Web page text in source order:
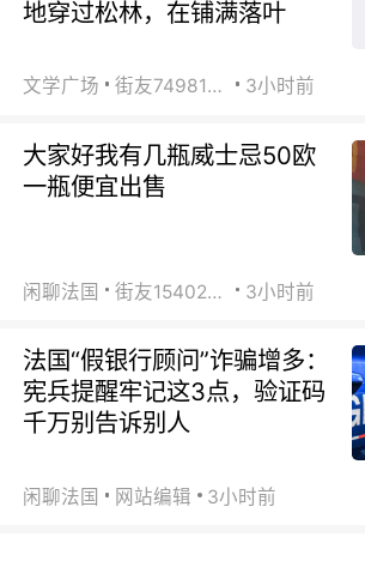
地穿过松林，在铺满落叶
文学广场 街友74981146 3小时前
大家好我有几瓶威士忌50欧
一瓶便宜出售
闲聊法国 街友15402223 3小时前
法国“假银行顾问”诈骗增多：
宪兵提醒牢记这3点，验证码
千万别告诉别人
闲聊法国 网站编辑 3小时前